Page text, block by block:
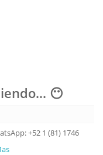
😶
+52 1 (81) 1746